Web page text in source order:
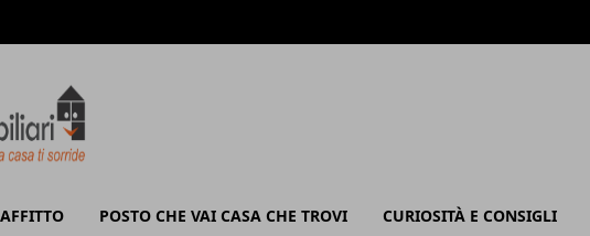
POSTO CHE VAI CASA CHE TROVI CURIOSITÀ E CONSIGLI